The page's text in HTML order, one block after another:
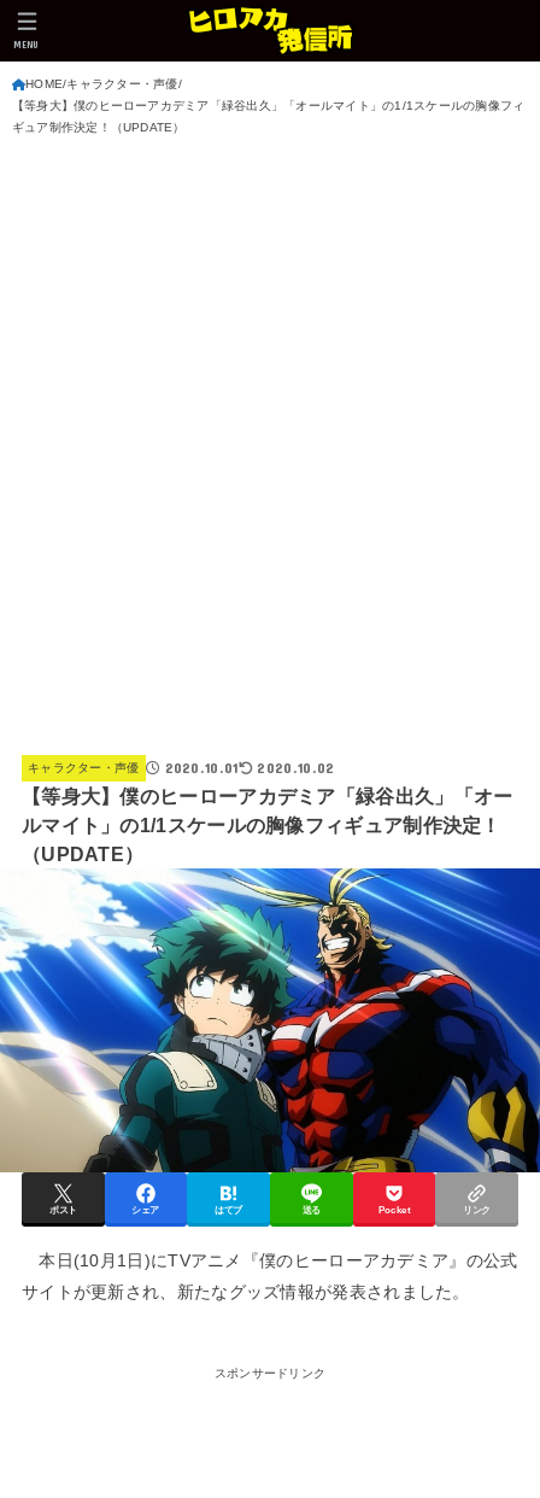
MENU
HOME キャラクター・声優
【等身大】僕のヒーローアカデミア「緑谷出久」「オールマイト」の1/1スケールの胸像フィ
ギュア制作決定！（UPDATE）
キャラクター・声優 2020.10.01 2020.10.02
【等身大】僕のヒーローアカデミア「緑谷出久」「オー
ルマイト」の1/1スケールの胸像フィギュア制作決定！
（UPDATE）
ポスト シェア はてブ 送る Pocket リンク
本日(10月1日)にTVアニメ『僕のヒーローアカデミア』の公式
サイトが更新され、新たなグッズ情報が発表されました。
スポンサードリンク